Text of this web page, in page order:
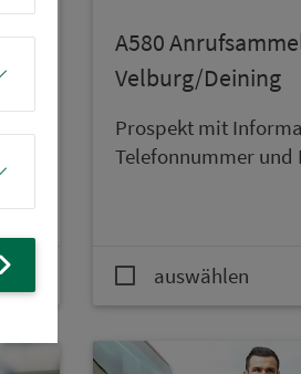
A580
Velburg/Deining
Prospekt mit
Te­le­fon­num­mer und
auswählen